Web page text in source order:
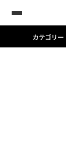
カテゴリー